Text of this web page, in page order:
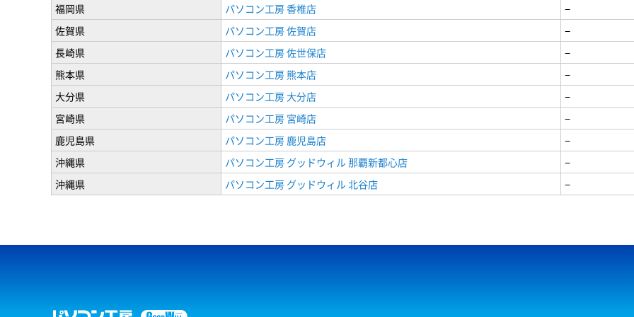
福岡県
パソコン工房 香椎店
−
佐賀県
パソコン工房 佐賀店
−
長崎県
パソコン工房 佐世保店
−
熊本県
パソコン工房 熊本店
−
大分県
パソコン工房 大分店
−
宮崎県
パソコン工房 宮崎店
−
鹿児島県
パソコン工房 鹿児島店
−
沖縄県
パソコン工房 グッドウィル 那覇新都心店
−
沖縄県
パソコン工房 グッドウィル 北谷店 −